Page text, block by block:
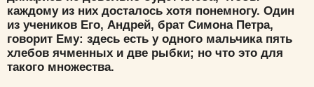
каждому из них досталось хотя понемногу. Один
из учеников Его, Андрей, брат Симона Петра,
говорит Ему: здесь есть у одного мальчика пять
хлебов ячменных и две рыбки; но что это для
такого множества.